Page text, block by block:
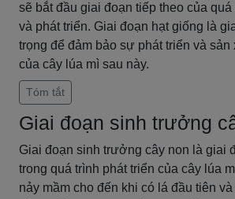
sẽ bắt đầu giai đoạn tiếp theo của
và phát triển. Giai đoạn hạt giống là
trọng để đảm bảo sự phát triển và sản
của cây lúa mì sau này.
Tóm tắt
Giai đoạn sinh trưởng
Giai đoạn sinh trưởng cây non là giai
trong quá trình phát triển của cây lúa
nảy mầm cho đến khi có lá đầu tiên